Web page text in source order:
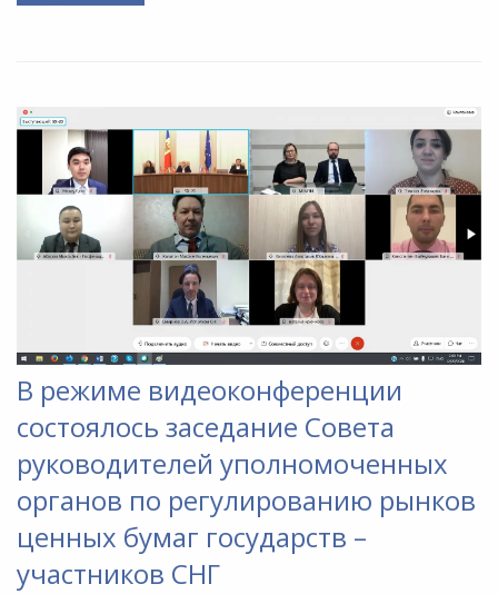
В режиме видеоконференции
состоялось заседание Совета
руководителей уполномоченных
органов по регулированию рынков
ценных бумаг государств –
участников СНГ